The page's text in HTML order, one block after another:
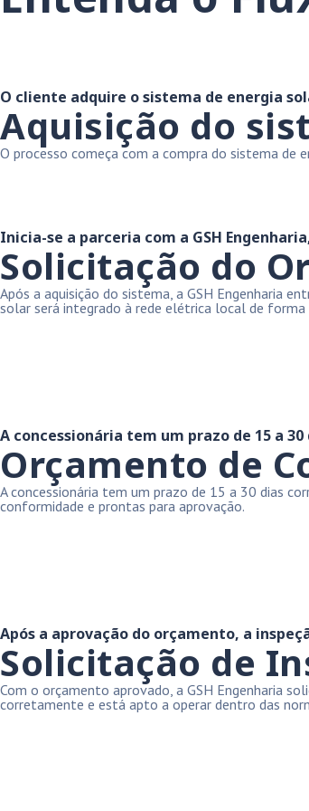
O cliente adquire o sistema de energia
Aquisição do
O processo começa com a compra do sistema
Inicia-se a parceria com a GSH
Solicitação do
Após a aquisição do sistema, a GSH Engenharia
solar será integrado à rede elétrica local de forma
A concessionária tem um prazo de 15 a
Orçamento de
A concessionária tem um prazo de 15 a 30 dias
conformidade e prontas para aprovação.
Após a aprovação do orçamento, a
Solicitação de
Com o orçamento aprovado, a GSH Engenharia
corretamente e está apto a operar dentro das